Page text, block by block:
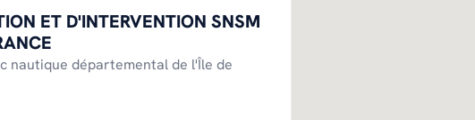
Notre feuille de route climat et
ET D'INTERVENTION SNSM
nautique départemental de l'Île de